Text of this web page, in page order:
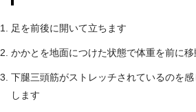
足を前後に開いて立ちます
かかとを地面につけた状態で体重を前に
下腿三頭筋がストレッチされているのを
します